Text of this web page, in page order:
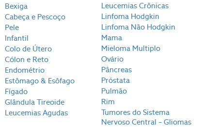
Bexiga
Cabeça e Pescoço
Pele
Infantil
Colo de Útero
Cólon e Reto
Endométrio
Estômago & Esôfago
Fígado
Glândula Tireoide
Leucemias Agudas
Leucemias Crônicas
Linfoma Hodgkin
Linfoma Não Hodgkin
Mama
Mieloma Multiplo
Ovário
Pâncreas
Próstata
Pulmão
Rim
Tumores do Sistema
Nervoso Central – Gliomas